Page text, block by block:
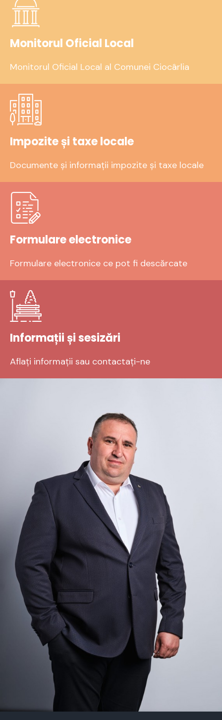
Monitorul Oficial Local
Monitorul Oficial Local al Comunei Ciocârlia
Impozite și taxe locale
Documente și informații impozite și taxe locale
Formulare electronice
Formulare electronice ce pot fi descărcate
Informații și sesizări
Aflați informații sau contactați-ne